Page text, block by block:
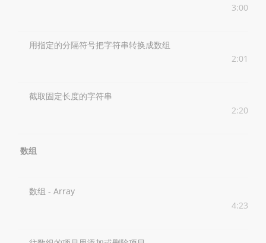
3:00
用指定的分隔符号把字符串转换成数组
2:01
截取固定长度的字符串
2:20
数组
数组 - Array
4:23